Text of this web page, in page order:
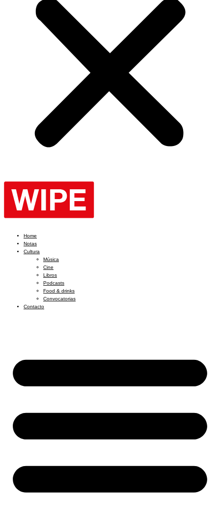
Home
Notas
Cultura
Música
Cine
Libros
Podcasts
Food & drinks
Convocatorias
Contacto